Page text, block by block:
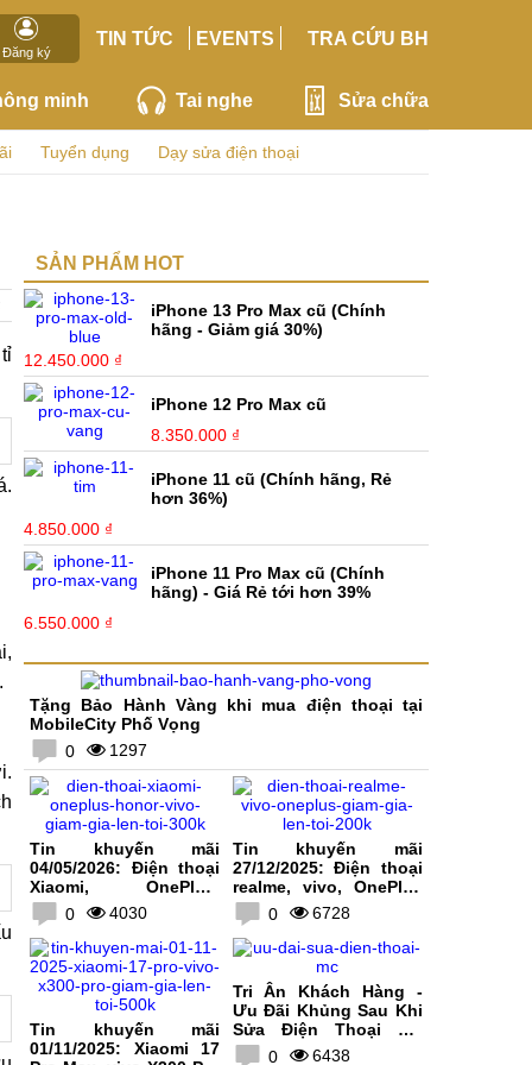
Đăng ký
TIN TỨC EVENTS TRA CỨU BH
minh Tai nghe Sửa chữa
Tuyển dụng Dạy sửa điện thoại
SẢN PHẨM HOT
iPhone 13 Pro Max cũ (Chính
hãng - Giảm giá 30%)
12.450.000 ₫
iPhone 12 Pro Max cũ
8.350.000 ₫
iPhone 11 cũ (Chính hãng, Rẻ
hơn 36%)
4.850.000 ₫
iPhone 11 Pro Max cũ (Chính
hãng) - Giá Rẻ tới hơn 39%
6.550.000 ₫
Tặng Bảo Hành Vàng khi mua điện thoại tại
MobileCity Phố Vọng
0
1297
Tin khuyến mãi
04/05/2026: Điện thoại
Xiaomi, OnePlus,
HONOR, vivo giảm giá
lên tới 300K
0 4030
Tin khuyến mãi
27/12/2025: Điện thoại
realme, vivo, OnePlus
giảm giá lên tới 200K
0 6728
Tin khuyến mãi
01/11/2025: Xiaomi 17
Tri Ân Khách Hàng -
Ưu Đãi Khủng Sau Khi
Sửa Điện Thoại Tại
MobileCity
0 6438